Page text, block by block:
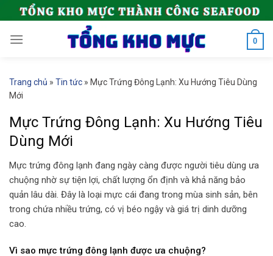
to
content
0
Trang chủ » Tin tức » Mực Trứng Đông Lạnh: Xu Hướng Tiêu Dùng
Mới
Mực Trứng Đông Lạnh: Xu Hướng Tiêu
Dùng Mới
Mực trứng đông lạnh đang ngày càng được người tiêu dùng ưa
chuộng nhờ sự tiện lợi, chất lượng ổn định và khả năng bảo
quản lâu dài. Đây là loại mực cái đang trong mùa sinh sản, bên
trong chứa nhiều trứng, có vị béo ngậy và giá trị dinh dưỡng
cao.
Vì sao mực trứng đông lạnh được ưa chuộng?